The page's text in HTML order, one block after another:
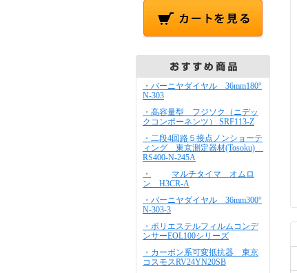
・バーニヤダイヤル 36mm180°
N-303
・高容量型 フジソク（ニデッ
クコンポーネンツ） SRF113-Z
・二段4回路５接点ノンショーテ
ィング 東京測定器材(Tosoku)
RS400-N-245A
・
マルチタイマ オムロ
ン H3CR-A
・バーニヤダイヤル 36mm300°
N-303-3
・ポリエステルフィルムコンデ
ンサーEOL100シリーズ
・カーボン系可変抵抗器 東京
コスモスRV24YN20SB